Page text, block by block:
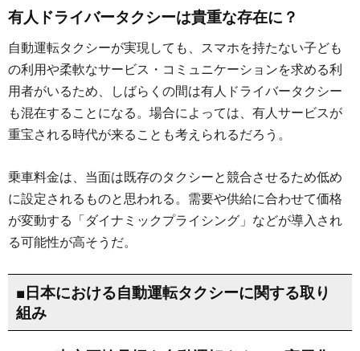
有人ドライバータクシーは貴重な存在に？
自動運転タクシーが実現しても、スマホを持たない子ども
の利用や柔軟なサービス・コミュニケーションを求める利
用者がいるため、しばらくの間は有人ドライバータクシー
も混在することになる。場合によっては、有人サービスが
重宝される時代が来ることも考えられるだろう。
乗車料金は、当面は既存のタクシーと競合させるため低め
に設定されるものと思われる。需要や供給に合わせて価格
が変動する「ダイナミックプライシング」などが導入され
る可能性が高そうだ。
■日本における自動運転タクシーに関する取り
組み